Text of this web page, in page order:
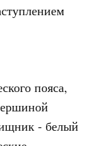
пояса,
- белый